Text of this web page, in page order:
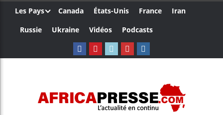
Les Pays Canada États-Unis France
Iran
Russie
Ukraine Vidéos Podcasts